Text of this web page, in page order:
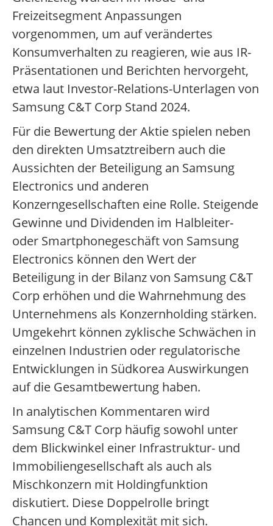
Freizeitsegment Anpassungen
vorgenommen, um auf verändertes
Konsumverhalten zu reagieren, wie aus IR-
Präsentationen und Berichten hervorgeht,
etwa laut Investor-Relations-Unterlagen von
Samsung C&T Corp Stand 2024.
Für die Bewertung der Aktie spielen neben
den direkten Umsatztreibern auch die
Aussichten der Beteiligung an Samsung
Electronics und anderen
Konzerngesellschaften eine Rolle. Steigende
Gewinne und Dividenden im Halbleiter-
oder Smartphonegeschäft von Samsung
Electronics können den Wert der
Beteiligung in der Bilanz von Samsung C&T
Corp erhöhen und die Wahrnehmung des
Unternehmens als Konzernholding stärken.
Umgekehrt können zyklische Schwächen in
einzelnen Industrien oder regulatorische
Entwicklungen in Südkorea Auswirkungen
auf die Gesamtbewertung haben.
In analytischen Kommentaren wird
Samsung C&T Corp häufig sowohl unter
dem Blickwinkel einer Infrastruktur- und
Immobiliengesellschaft als auch als
Mischkonzern mit Holdingfunktion
diskutiert. Diese Doppelrolle bringt
Chancen und Komplexität mit sich.